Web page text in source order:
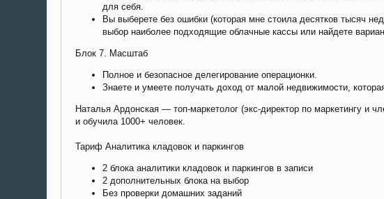
для себя.
Вы выберете без ошибки (которая мне стоила десятков тысяч
выбор наиболее подходящие облачные кассы или найдете
Блок 7. Масштаб
Полное и безопасное делегирование операционки.
Знаете и умеете получать доход от малой недвижимости,
Наталья Ардонская — топ-маркетолог (экс-директор по маркетингу и
и обучила 1000+ человек.
Тариф Аналитика кладовок и паркингов
2 блока аналитики кладовок и паркингов в записи
2 дополнительных блока на выбор
Без проверки домашних заданий